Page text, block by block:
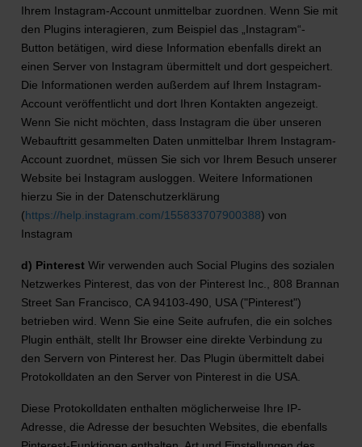
Ihrem Instagram-Account unmittelbar zuordnen. Wenn Sie mit
den Plugins interagieren, zum Beispiel das „Instagram“-
Button betätigen, wird diese Information ebenfalls direkt an
einen Server von Instagram übermittelt und dort gespeichert.
Die Informationen werden außerdem auf Ihrem Instagram-
Account veröffentlicht und dort Ihren Kontakten angezeigt.
Wenn Sie nicht möchten, dass Instagram die über unseren
Webauftritt gesammelten Daten unmittelbar Ihrem Instagram-
Account zuordnet, müssen Sie sich vor Ihrem Besuch unserer
Website bei Instagram ausloggen. Weitere Informationen
hierzu Sie in der Datenschutzerklärung
(https://help.instagram.com/155833707900388) von
Instagram
d) Pinterest Wir verwenden auch Social Plugins des sozialen
Netzwerkes Pinterest, das von der Pinterest Inc., 808 Brannan
Street San Francisco, CA 94103-490, USA ("Pinterest")
betrieben wird. Wenn Sie eine Seite aufrufen, die ein solches
Plugin enthält, stellt Ihr Browser eine direkte Verbindung zu
den Servern von Pinterest her. Das Plugin übermittelt dabei
Protokolldaten an den Server von Pinterest in die USA.
Diese Protokolldaten enthalten möglicherweise Ihre IP-
Adresse, die Adresse der besuchten Websites, die ebenfalls